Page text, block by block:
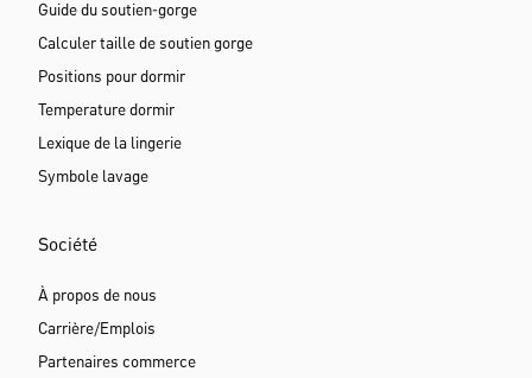
Guide du soutien-gorge
Calculer taille de soutien gorge
Positions pour dormir
Temperature dormir
Lexique de la lingerie
Symbole lavage
Société
À propos de nous
Carrière/Emplois
Partenaires commerce